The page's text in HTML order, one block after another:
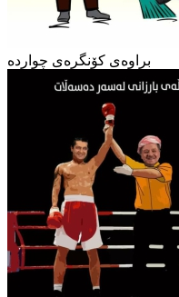
براوەی کۆنگرەی چواردە